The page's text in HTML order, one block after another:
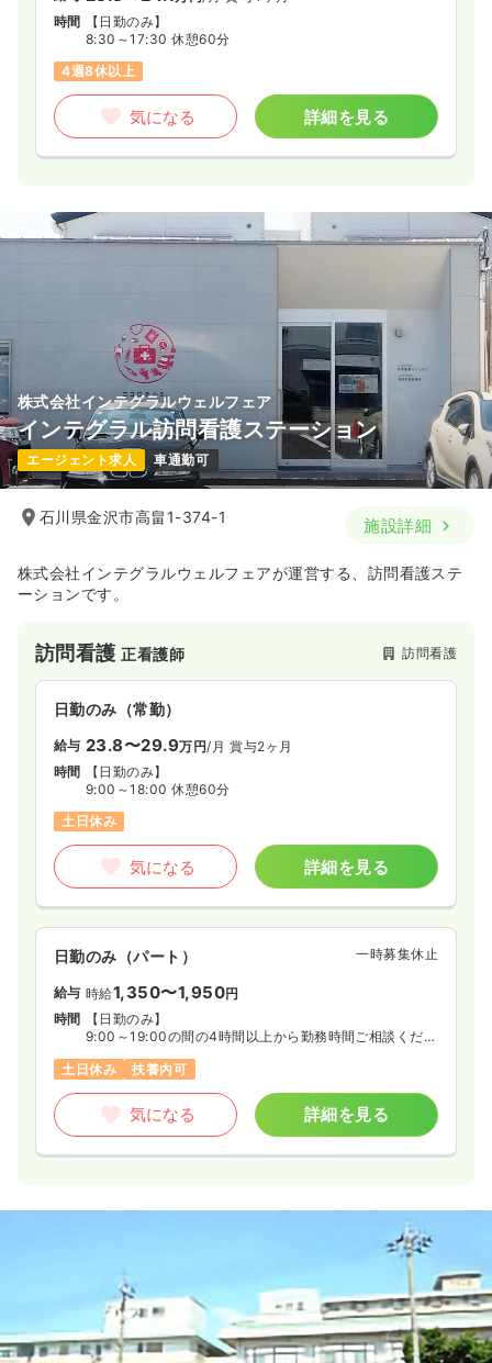
時間
【日勤のみ】
8:30～17:30 休憩60分
4週8休以上
気になる 詳細を見る
株式会社インテグラルウェルフェア
インテグラル訪問看護ステーション
エージェント求人 車通勤可
石川県金沢市高畠1-374-1 施設詳細
株式会社インテグラルウェルフェアが運営する、訪問看護ステ
ーションです。
訪問看護正看護師 訪問看護
日勤のみ（常勤）
給与 23.8〜29.9万円/月 賞与2ヶ月
時間
【日勤のみ】
9:00～18:00 休憩60分
土日休み
気になる 詳細を見る
日勤のみ（パート） 一時募集休止
給与 時給1,350〜1,950円
時間
【日勤のみ】
9:00～19:00の間の4時間以上から勤務時間ご相談くださ
◆週3日
土日休み 扶養内可
気になる 詳細を見る